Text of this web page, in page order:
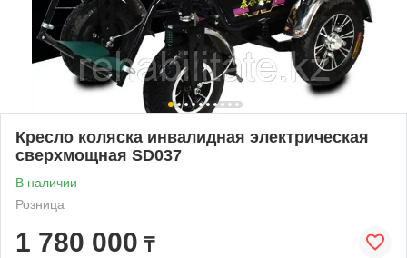
Кресло коляска инвалидная электрическая
сверхмощная SD037
В наличии
Розница
1 780 000 ₸